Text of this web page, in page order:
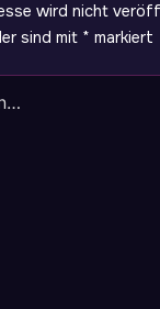
wird nicht
sind mit * markiert